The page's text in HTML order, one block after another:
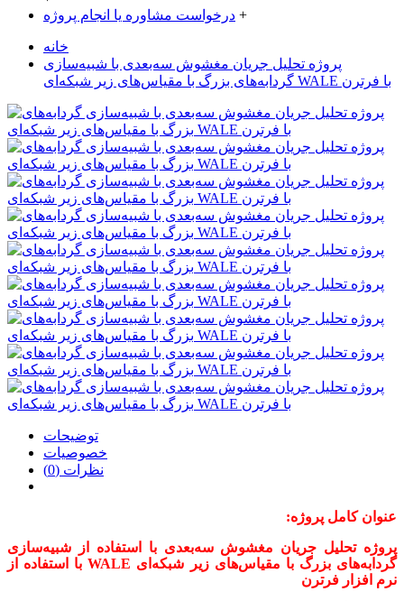
درخواست مشاوره یا انجام پروژه +
خانه
پروژه تحلیل جریان مغشوش سه‌بعدی با شبیه‌سازی
گردابه‌های بزرگ با مقیاس‌های زیر شبکه‌ای WALE با فرترن
توضیحات
خصوصیات
نظرات (0)
عنوان کامل پروژه:
پروژه تحلیل جریان مغشوش سه‌بعدی با استفاده از شبیه‌سازی
گردابه‌های بزرگ با مقیاس‌های زیر شبکه‌ای WALE با استفاده از
نرم‌‌ افزار فرترن